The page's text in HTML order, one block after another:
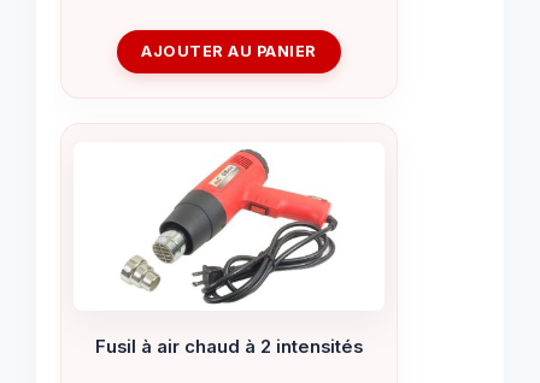
AJOUTER AU PANIER
Fusil à air chaud à 2 intensités